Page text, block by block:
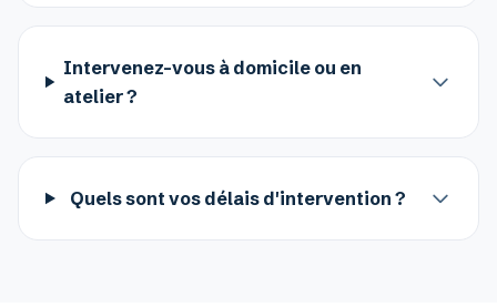
Intervenez-vous à domicile ou en
atelier ?
Quels sont vos délais d'intervention ?